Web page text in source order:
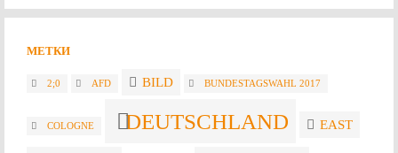
МЕТКИ
2;0 AFD BILD BUNDESTAGSWAHL 2017
COLOGNE DEUTSCHLAND EAST